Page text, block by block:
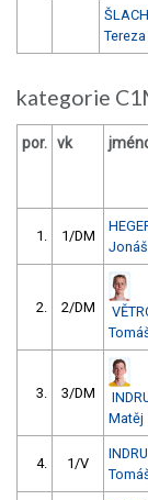
Tereza
kategorie
por. vk
1. 1/DM
Jonáš
2. 2/DM
3. 3/DM
Matěj
4. 1/V